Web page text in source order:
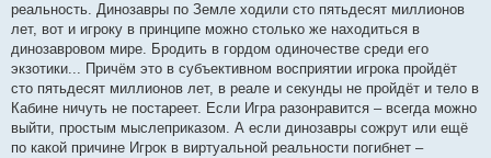
реальность. Динозавры по Земле ходили сто пятьдесят миллионов
лет, вот и игроку в принципе можно столько же находиться в
динозавровом мире. Бродить в гордом одиночестве среди его
экзотики... Причём это в субъективном восприятии игрока пройдёт
сто пятьдесят миллионов лет, в реале и секунды не пройдёт и тело в
Кабине ничуть не постареет. Если Игра разонравится – всегда можно
выйти, простым мыслеприказом. А если динозавры сожрут или ещё
по какой причине Игрок в виртуальной реальности погибнет –